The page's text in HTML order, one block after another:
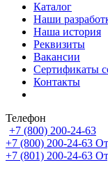
Каталог
Наши
Наша история
Реквизиты
Вакансии
Сертификаты
Контакты
Телефон
+7 (800) 200-24-63
+7 (800) 200-24-63
+7 (801) 200-24-63